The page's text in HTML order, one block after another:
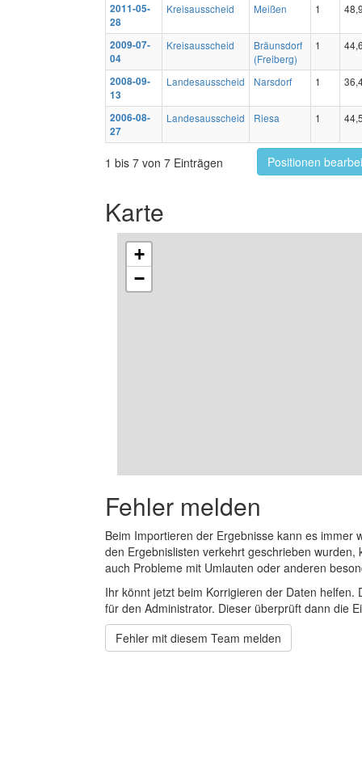
2011-05-
28
Kreisausscheid Meißen 1
2009-07-
04
Kreisausscheid
Bräunsdorf
(Freiberg)
1
2008-09-
13
Landesausscheid Narsdorf 1
2006-08-
27
Landesausscheid Riesa 1
1 bis 7 von 7 Einträgen Positionen
Karte
+
−
Fehler melden
Beim Importieren der Ergebnisse kann es
den Ergebnislisten verkehrt geschrieben
auch Probleme mit Umlauten oder anderen
Ihr könnt jetzt beim Korrigieren der Daten
für den Administrator. Dieser überprüft dann die
Fehler mit diesem Team melden